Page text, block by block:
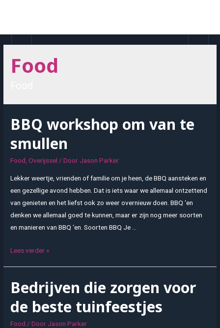
Food
BBQ workshop om van te
smullen
Food ,Overijssel / Door Jason Parker
Lekker weertje, vrienden of familie om je heen, de BBQ aansteken en
een gezellige avond hebben. Dat is iets waar we allemaal ontzettend
van genieten en het liefst ook zo weer overnieuw doen. BBQ ‘en
denken we allemaal goed te kunnen, maar er zijn nog meer soorten
en manieren van BBQ ‘en. Soorten BBQ Je …
BBQ
van
smullen
Lees verder »
Bedrijven die zorgen voor
de beste tuinfeestjes
Food / Door Jason Parker